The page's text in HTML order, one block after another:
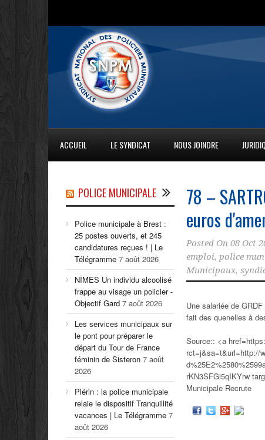
ACCUEIL LE SYNDICAT NOUS JOINDRE
78 –
euros
Posted On 08 Oct
emploi, police
Municipaux,
Une salariée de
fait des quenelles à
Source:: <a
rct=j&sa=t&url=http://
rKN3SFGi5qIKYrw
Municipale Recrute
POLICE MUNICIPALE
Police municipale à Brest :
25 postes ouverts, et 245
candidatures reçues ! | Le
Télégramme 7 août 2026
NÎMES Un individu alcoolisé
frappe au visage un policier -
Objectif Gard 7 août 2026
Les services municipaux sur
le pont pour préparer le
départ du Tour de France
féminin de Sisteron 7 août
2026
Plérin : la police municipale
relaie le dispositif Tranquillité
vacances | Le Télégramme 7
août 2026